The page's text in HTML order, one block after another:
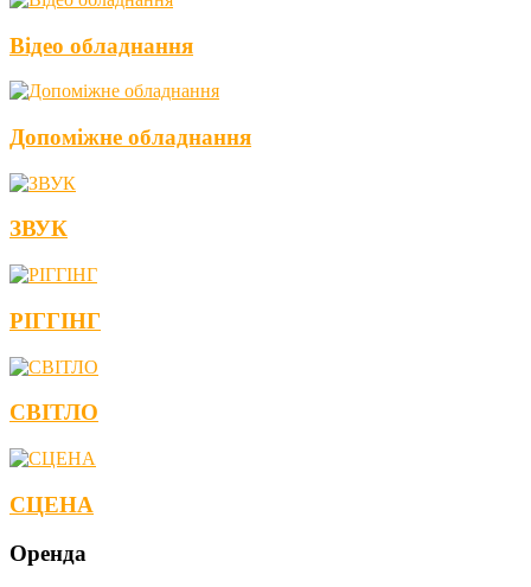
Відео обладнання
Допоміжне обладнання
ЗВУК
РІГГІНГ
СВІТЛО
СЦЕНА
Оренда